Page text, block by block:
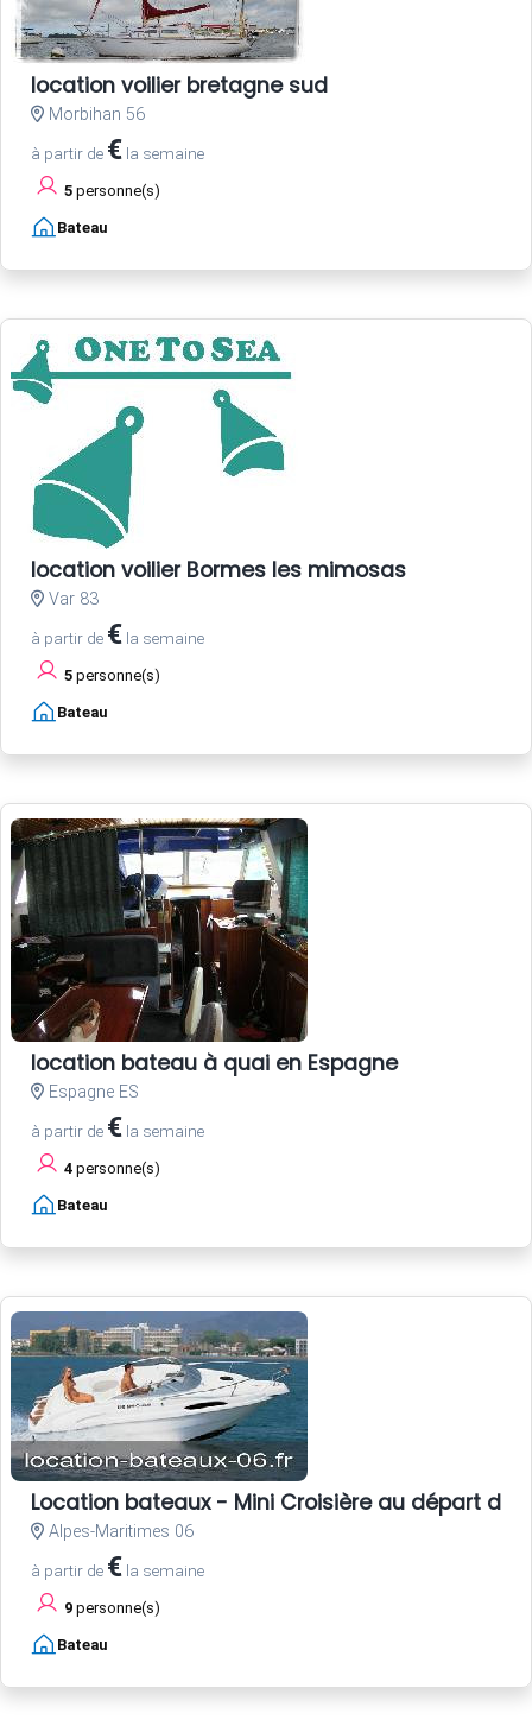
location voilier bretagne sud
Morbihan 56
à partir de € la semaine
5 personne(s)
Bateau
location voilier Bormes les mimosas
Var 83
à partir de € la semaine
5 personne(s)
Bateau
location bateau à quai en Espagne
Espagne ES
à partir de € la semaine
4 personne(s)
Bateau
Location bateaux - Mini Croisière au départ de
Alpes-Maritimes 06
à partir de € la semaine
9 personne(s)
Bateau